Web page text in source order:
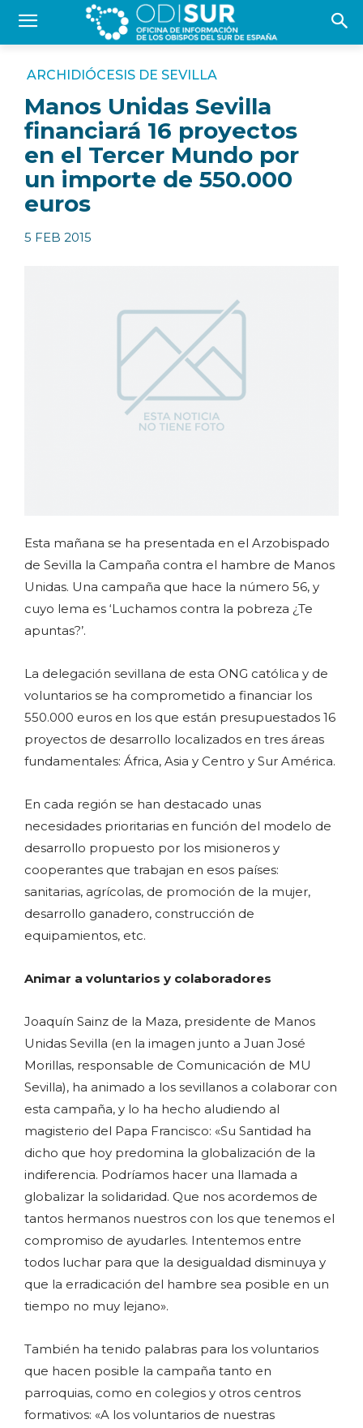
ARCHIDIÓCESIS DE SEVILLA
Manos Unidas Sevilla
financiará 16 proyectos
en el Tercer Mundo por
un importe de 550.000
euros
5 FEB 2015
Esta mañana se ha presentada en el Arzobispado
de Sevilla la Campaña contra el hambre de Manos
Unidas. Una campaña que hace la número 56, y
cuyo lema es ‘Luchamos contra la pobreza ¿Te
apuntas?’.
La delegación sevillana de esta ONG católica y de
voluntarios se ha comprometido a financiar los
550.000 euros en los que están presupuestados 16
proyectos de desarrollo localizados en tres áreas
fundamentales: África, Asia y Centro y Sur América.
En cada región se han destacado unas
necesidades prioritarias en función del modelo de
desarrollo propuesto por los misioneros y
cooperantes que trabajan en esos países:
sanitarias, agrícolas, de promoción de la mujer,
desarrollo ganadero, construcción de
equipamientos, etc.
Animar a voluntarios y colaboradores
Joaquín Sainz de la Maza, presidente de Manos
Unidas Sevilla (en la imagen junto a Juan José
Morillas, responsable de Comunicación de MU
Sevilla), ha animado a los sevillanos a colaborar con
esta campaña, y lo ha hecho aludiendo al
magisterio del Papa Francisco: «Su Santidad ha
dicho que hoy predomina la globalización de la
indiferencia. Podríamos hacer una llamada a
globalizar la solidaridad. Que nos acordemos de
tantos hermanos nuestros con los que tenemos el
compromiso de ayudarles. Intentemos entre
todos luchar para que la desigualdad disminuya y
que la erradicación del hambre sea posible en un
tiempo no muy lejano».
También ha tenido palabras para los voluntarios
que hacen posible la campaña tanto en
parroquias, como en colegios y otros centros
formativos: «A los voluntarios de nuestras